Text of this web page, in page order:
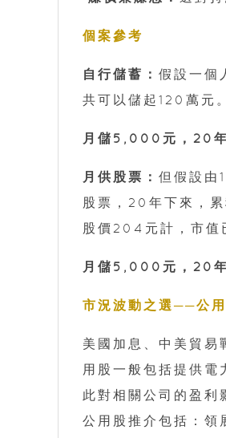
個案參考
自行儲蓄： 假設一個
共可以儲起120萬元。
月儲5,000元，20
月供股票： 但假設由
股票，20年下來，
股價204元計，市值
月儲5,000元，20
市況波動之選──公
美國加息、中美貿易
用股一般包括提供電
此對相關公司的盈利
公用股推介包括：